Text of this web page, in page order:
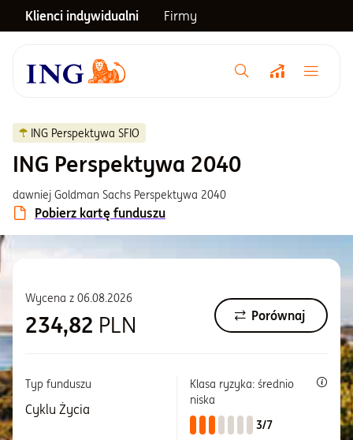
Klienci indywidualni Firmy
Menu główne
Notowania
Inwestycje
Centrum pomocy
Informacje i dokumenty
ING Perspektywa SFIO
ING Perspektywa 2040
dawniej Goldman Sachs Perspektywa 2040
Pobierz kartę funduszu
Wycena z 06.08.2026
234,82 PLN Porównaj
Typ funduszu
Cyklu Życia
Klasa ryzyka: średnio
niska
3/7